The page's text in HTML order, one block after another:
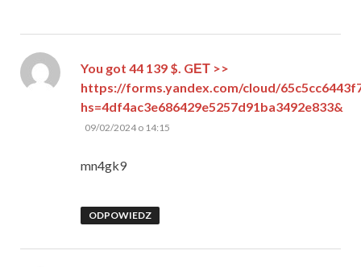
You got 44 139 $. GЕТ >>
https://forms.yandex.com/cloud/
hs=4df4ac3e686429e5257d91ba3492e833&
pisze:
09/02/2024 o 14:15
mn4gk9
ODPOWIEDZ